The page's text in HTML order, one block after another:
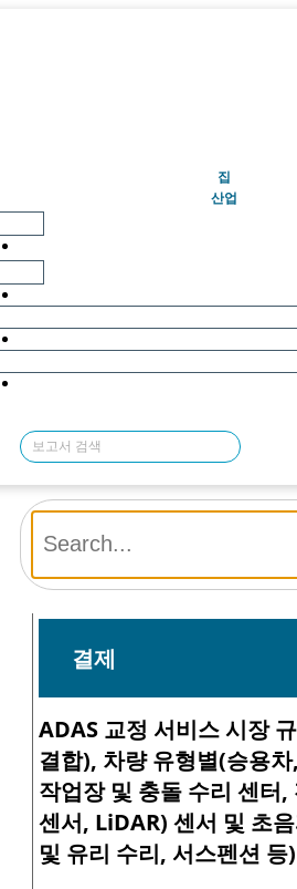
집(현재의)
산업
결제
ADAS 교정 서비스 시장
결합), 차량 유형별(승용
작업장 및 충돌 수리 센터
센서, LiDAR) 센서 및 초
및 유리 수리, 서스펜션